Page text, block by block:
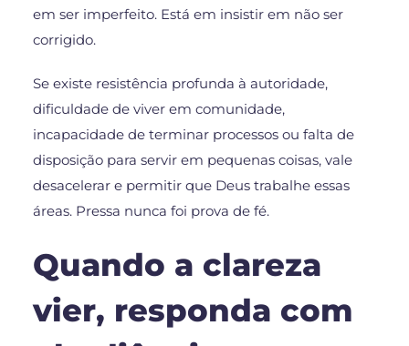
em ser imperfeito. Está em insistir em não ser
corrigido.
Se existe resistência profunda à autoridade,
dificuldade de viver em comunidade,
incapacidade de terminar processos ou falta de
disposição para servir em pequenas coisas, vale
desacelerar e permitir que Deus trabalhe essas
áreas. Pressa nunca foi prova de fé.
Quando a clareza
vier, responda com